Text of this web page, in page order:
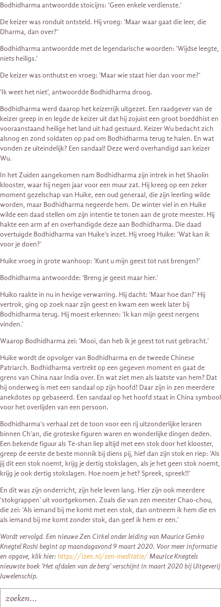
Bodhidharma antwoordde stoicijns: ‘Geen enkele verdienste.’
De keizer was ronduit ontsteld. Hij vroeg: ‘Maar waar gaat die leer, die
Dharma, dan over?’
Bodhidharma antwoordde met de legendarische woorden: ‘Wijdse leegte,
niets heiligs.’
De keizer was onthutst en vroeg: ‘Maar wie staat hier dan voor me?’
‘Ik weet het niet’, antwoordde Bodhidharma droog.
Bodhidharma werd daarop het keizerrijk uitgezet. Een raadgever van de
keizer greep in en legde de keizer uit dat hij zojuist een groot boeddhist en
vooraanstaand heilige het land uit had gestuurd. Keizer Wu bedacht zich
alsnog en zond soldaten op pad om Bodhidharma terug te halen. En wat
vonden ze uiteindelijk? Een sandaal! Deze werd overhandigd aan keizer
Wu.
In het Zuiden aangekomen nam Bodhidharma zijn intrek in het Shaolin
klooster, waar hij negen jaar voor een muur zat. Hij kreeg op een zeker
moment gezelschap van Huike, een oud generaal, die zijn leerling wilde
worden, maar Bodhidharma negeerde hem. De winter viel in en Huike
wilde een daad stellen om zijn intentie te tonen aan de grote meester. Hij
hakte een arm af en overhandigde deze aan Bodhidharma. Die daad
overtuigde Bodhidharma van Huike’s inzet. Hij vroeg Huike: ‘Wat kan ik
voor je doen?’
Huike vroeg in grote wanhoop: ‘Kunt u mijn geest tot rust brengen?’
Bodhidharma antwoordde: ‘Breng je geest maar hier.’
Huiko raakte in nu in hevige verwarring. Hij dacht: ‘Maar hoe dan?’ Hij
vertrok, ging op zoek naar zijn geest en kwam een week later bij
Bodhidharma terug. Hij moest erkennen: ‘Ik kan mijn geest nergens
vinden.’
Waarop Bodhidharma zei: ‘Mooi, dan heb ik je geest tot rust gebracht.’
Huike wordt de opvolger van Bodhidharma en de tweede Chinese
Patriarch. Bodhidharma vertrekt op een gegeven moment en gaat de
grens van China naar India over. En wat ziet men als laatste van hem? Dat
hij onderweg is met een sandaal op zijn hoofd! Daar zijn in zen meerdere
anekdotes op gebaseerd. Een sandaal op het hoofd staat in China symbool
voor het overlijden van een persoon.
Bodhidharma’s verhaal zet de toon voor een rij uitzonderlijke leraren
binnen Ch’an, die groteske figuren waren en wonderlijke dingen deden.
Een bekende figuur als Te-shan liep altijd met een stok door het klooster,
greep de eerste de beste monnik bij diens pij, hief dan zijn stok en riep: ‘Als
jij dit een stok noemt, krijg je dertig stokslagen, als je het geen stok noemt,
krijg je ook dertig stokslagen. Hoe noem je het? Spreek, spreek!!’
En dit was zijn onderricht, zijn hele leven lang. Hier zijn ook meerdere
‘stokgrappen’ uit voortgekomen. Zoals die van zen meester Chao-chou,
die zei: ‘Als iemand bij me komt met een stok, dan ontneem ik hem die en
als iemand bij me komt zonder stok, dan geef ik hem er een.’
Wordt vervolgd. Een nieuwe Zen Cirkel onder leiding van Maurice Genko
Knegtel Roshi begint op maandagavond 9 maart 2020. Voor meer informatie
en opgave, klik hier: https://izen.nl/zen-meditatie/Maurice Knegtels
nieuwste boek ‘Het afdalen van de berg’ verschijnt in maart 2020 bij Uitgeverij
Juwelenschip.